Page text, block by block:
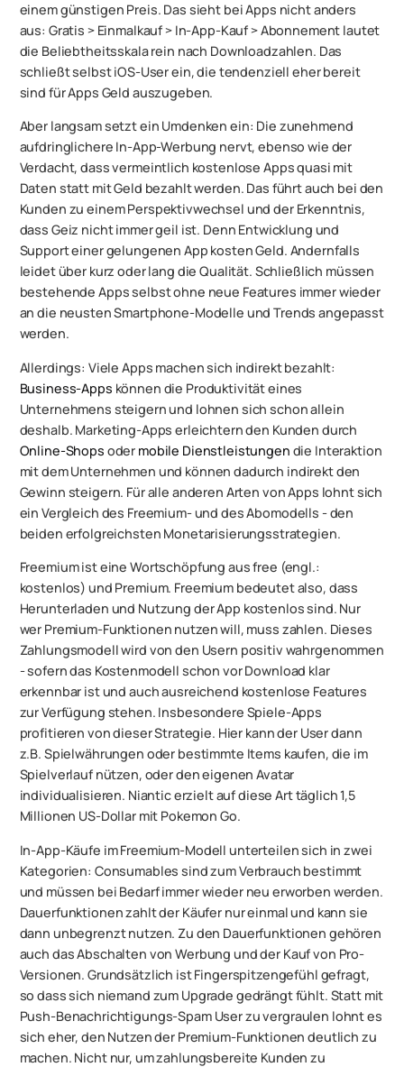
einem günstigen Preis. Das sieht bei Apps nicht anders
aus: Gratis > Einmalkauf > In-App-Kauf > Abonnement lautet
die Beliebtheitsskala rein nach Downloadzahlen. Das
schließt selbst iOS-User ein, die tendenziell eher bereit
sind für Apps Geld auszugeben.
Aber langsam setzt ein Umdenken ein: Die zunehmend
aufdringlichere In-App-Werbung nervt, ebenso wie der
Verdacht, dass vermeintlich kostenlose Apps quasi mit
Daten statt mit Geld bezahlt werden. Das führt auch bei den
Kunden zu einem Perspektivwechsel und der Erkenntnis,
dass Geiz nicht immer geil ist. Denn Entwicklung und
Support einer gelungenen App kosten Geld. Andernfalls
leidet über kurz oder lang die Qualität. Schließlich müssen
bestehende Apps selbst ohne neue Features immer wieder
an die neusten Smartphone-Modelle und Trends angepasst
werden.
Allerdings: Viele Apps machen sich indirekt bezahlt:
Business-Apps können die Produktivität eines
Unternehmens steigern und lohnen sich schon allein
deshalb. Marketing-Apps erleichtern den Kunden durch
Online-Shops oder mobile Dienstleistungen die Interaktion
mit dem Unternehmen und können dadurch indirekt den
Gewinn steigern. Für alle anderen Arten von Apps lohnt sich
ein Vergleich des Freemium- und des Abomodells - den
beiden erfolgreichsten Monetarisierungsstrategien.
Freemium ist eine Wortschöpfung ausfree (engl.:
kostenlos) und Premium. Freemium bedeutet also, dass
Herunterladen und Nutzung der App kostenlos sind. Nur
wer Premium-Funktionen nutzen will, muss zahlen. Dieses
Zahlungsmodell wird von den Usern positiv wahrgenommen
- sofern das Kostenmodell schon vor Download klar
erkennbar ist und auch ausreichend kostenlose Features
zur Verfügung stehen. Insbesondere Spiele-Apps
profitieren von dieser Strategie. Hier kann der User dann
z.B. Spielwährungen oder bestimmte Items kaufen, die im
Spielverlauf nützen, oder den eigenen Avatar
individualisieren. Niantic erzielt auf diese Art täglich 1,5
Millionen US-Dollar mit Pokemon Go.
In-App-Käufe im Freemium-Modell unterteilen sich in zwei
Kategorien: Consumables sind zum Verbrauch bestimmt
und müssen bei Bedarf immer wieder neu erworben werden.
Dauerfunktionenzahlt der Käufer nur einmal und kann sie
dann unbegrenzt nutzen. Zu den Dauerfunktionen gehören
auch das Abschalten von Werbung und der Kauf von Pro-
Versionen. Grundsätzlich ist Fingerspitzengefühl gefragt,
so dass sich niemand zum Upgrade gedrängt fühlt. Statt mit
Push-Benachrichtigungs-Spam User zu vergraulen lohnt es
sich eher, den Nutzen der Premium-Funktionen deutlich zu
machen. Nicht nur, um zahlungsbereite Kunden zu